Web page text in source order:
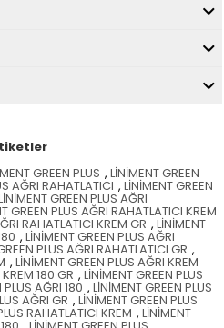
GREEN PLUS , LİNİMENT GREEN
AĞRI RAHATLATICI , LİNİMENT GREEN
GREEN PLUS AĞRI
GREEN PLUS AĞRI RAHATLATICI KREM
RAHATLATICI KREM GR , LİNİMENT
, LİNİMENT GREEN PLUS AĞRI
PLUS AĞRI RAHATLATICI GR ,
, LİNİMENT GREEN PLUS AĞRI KREM
180 GR , LİNİMENT GREEN PLUS
PLUS AĞRI 180 , LİNİMENT GREEN PLUS
AĞRI GR , LİNİMENT GREEN PLUS
RAHATLATICI KREM , LİNİMENT